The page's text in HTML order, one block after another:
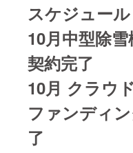
スケジュール
10月中型除
契約完了
10月 クラウド
ファンディ
了